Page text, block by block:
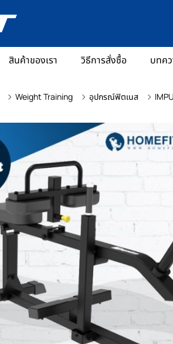
สินค้าของเรา วิธีการสั่งซื้อ บทค
Weight Training อุปกรณ์ฟิตเนส